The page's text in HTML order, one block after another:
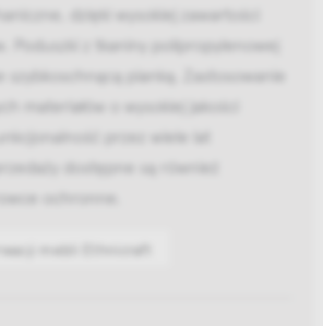
dzięki wysokiej zawartości
Poduszki z tkaniny polipropylenowej
szybkoschnącą pianką. Zastosowanie
materiałów o wysokiej jakości
przez wiele lat
dostępne są również
ochronne.
mebli Ethnicraft